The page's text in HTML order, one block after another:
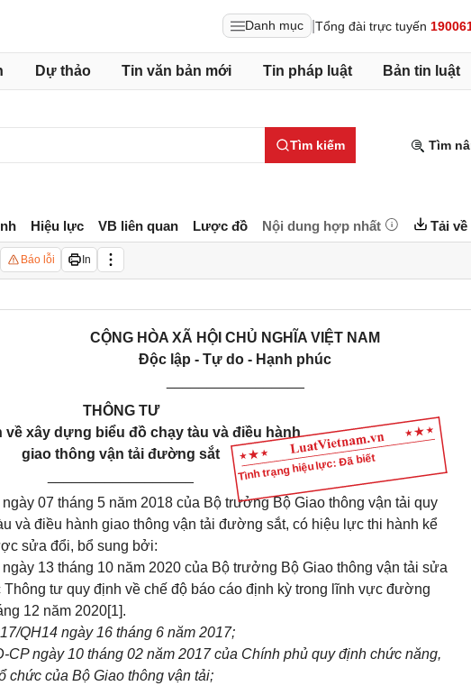
Danh mục Tổng đài trực tuyến
Dự thảo Tin văn bản mới Tin pháp luật Bản tin luật
Tìm kiếm Tìm
Hiệu lực VB liên quan Lược đồ Nội dung hợp nhất Tải về
Báo lỗi In
Tình trạng hiệu lực: Đã biết
CỘNG HÒA XÃ HỘI CHỦ NGHĨA VIỆT NAM
Độc lập - Tự do - Hạnh phúc
THÔNG TƯ
về xây dựng biểu đồ chạy tàu và điều hành
giao thông vận tải đường sắt
ngày 07 tháng 5 năm 2018 của Bộ trưởng Bộ Giao thông vận tải quy
và điều hành giao thông vận tải đường sắt, có hiệu lực thi hành kể
sửa đổi, bổ sung bởi:
ngày 13 tháng 10 năm 2020 của Bộ trưởng Bộ Giao thông vận tải sửa
tư quy định về chế độ báo cáo định kỳ trong lĩnh vực đường
12 năm 2020[1].
QH14 ngày 16 tháng 6 năm 2017;
CPngày 10 tháng 02 năm 2017 của Chính phủ quy định chức năng,
chức của Bộ Giao thông vận tải;